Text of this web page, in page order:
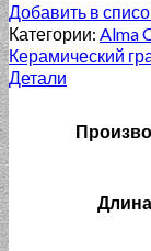
Добавить в
Категории: Alma
Керамический
Детали